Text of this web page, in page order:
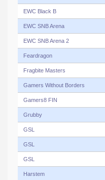
EWC Black B
EWC SNB Arena
EWC SNB Arena 2
Feardragon
Fragbite Masters
Gamers Without Borders
Gamers8 FIN
Grubby
GSL
GSL
GSL
Harstem